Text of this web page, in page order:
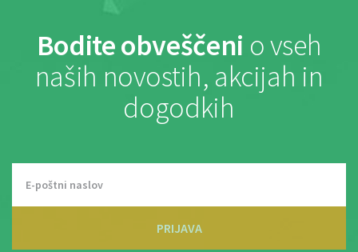
Bodite obveščeni o vseh
naših novostih, akcijah in
dogodkih
PRIJAVA